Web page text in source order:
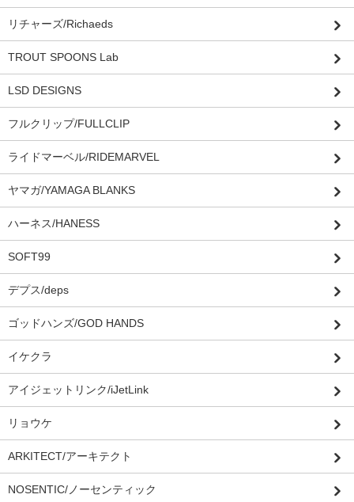
リチャーズ/Richaeds
TROUT SPOONS Lab
LSD DESIGNS
フルクリップ/FULLCLIP
ライドマーベル/RIDEMARVEL
ヤマガ/YAMAGA BLANKS
ハーネス/HANESS
SOFT99
デプス/deps
ゴッドハンズ/GOD HANDS
イケクラ
アイジェットリンク/iJetLink
リョウケ
ARKITECT/アーキテクト
NOSENTIC/ノーセンティック